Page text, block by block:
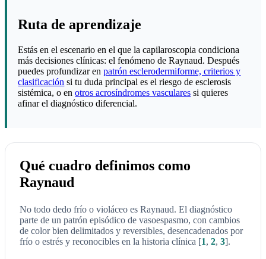
Ruta de aprendizaje
Estás en el escenario en el que la capilaroscopia condiciona
más decisiones clínicas: el fenómeno de Raynaud. Después
puedes profundizar enpatrón esclerodermiforme, criterios y
clasificación si tu duda principal es el riesgo de esclerosis
sistémica, o enotros acrosíndromes vasculares si quieres
afinar el diagnóstico diferencial.
Qué cuadro definimos como
Raynaud
No todo dedo frío o violáceo es Raynaud. El diagnóstico
parte de un patrón episódico de vasoespasmo, con cambios
de color bien delimitados y reversibles, desencadenados por
frío o estrés y reconocibles en la historia clínica [1, 2, 3].